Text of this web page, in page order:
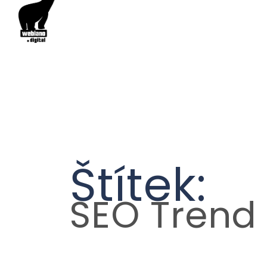
Štítek:
SEO Trend